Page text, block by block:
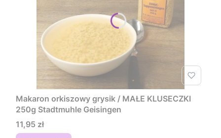
Makaron orkiszowy grysik / MAŁE KLUSECZKI
250g Stadtmuhle Geisingen
Cena
11,95 zł